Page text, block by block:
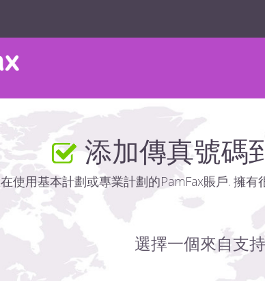
添加傳真號碼
使用基本計劃或專業計劃的PamFax賬戶. 擁
選擇一個來自支持